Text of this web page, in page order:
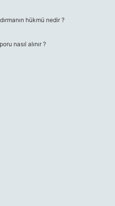
hükmü nedir ?
nasıl alınır ?